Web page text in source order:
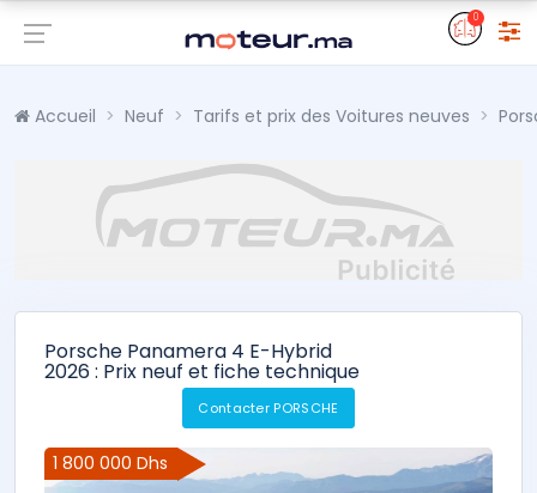
0
Accueil Neuf Tarifs et prix des Voitures neuves
Porsche Panamera 4 E-Hybrid
2026 : Prix neuf et fiche technique
Contacter PORSCHE
1 800 000 Dhs